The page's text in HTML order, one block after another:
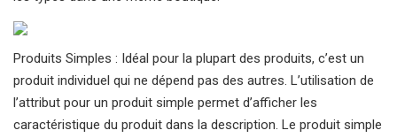
Produits Simples : Idéal pour la plupart des produits, c’est un
produit individuel qui ne dépend pas des autres. L’utilisation de
l’attribut pour un produit simple permet d’afficher les
caractéristique du produit dans la description. Le produit simple